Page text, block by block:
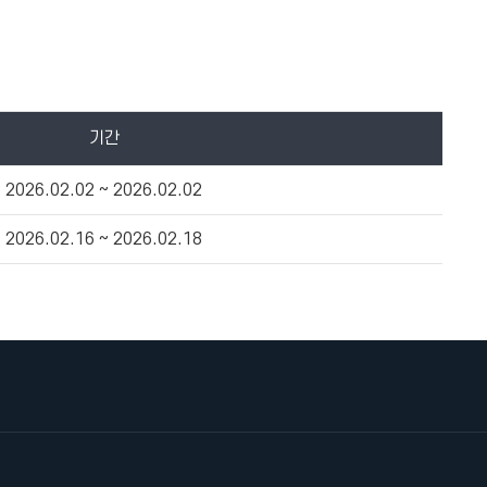
기간
2026.02.02 ~ 2026.02.02
2026.02.16 ~ 2026.02.18